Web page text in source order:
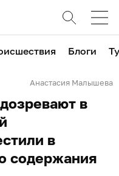
Блоги
Анастасия Малышева
в
в
содержания